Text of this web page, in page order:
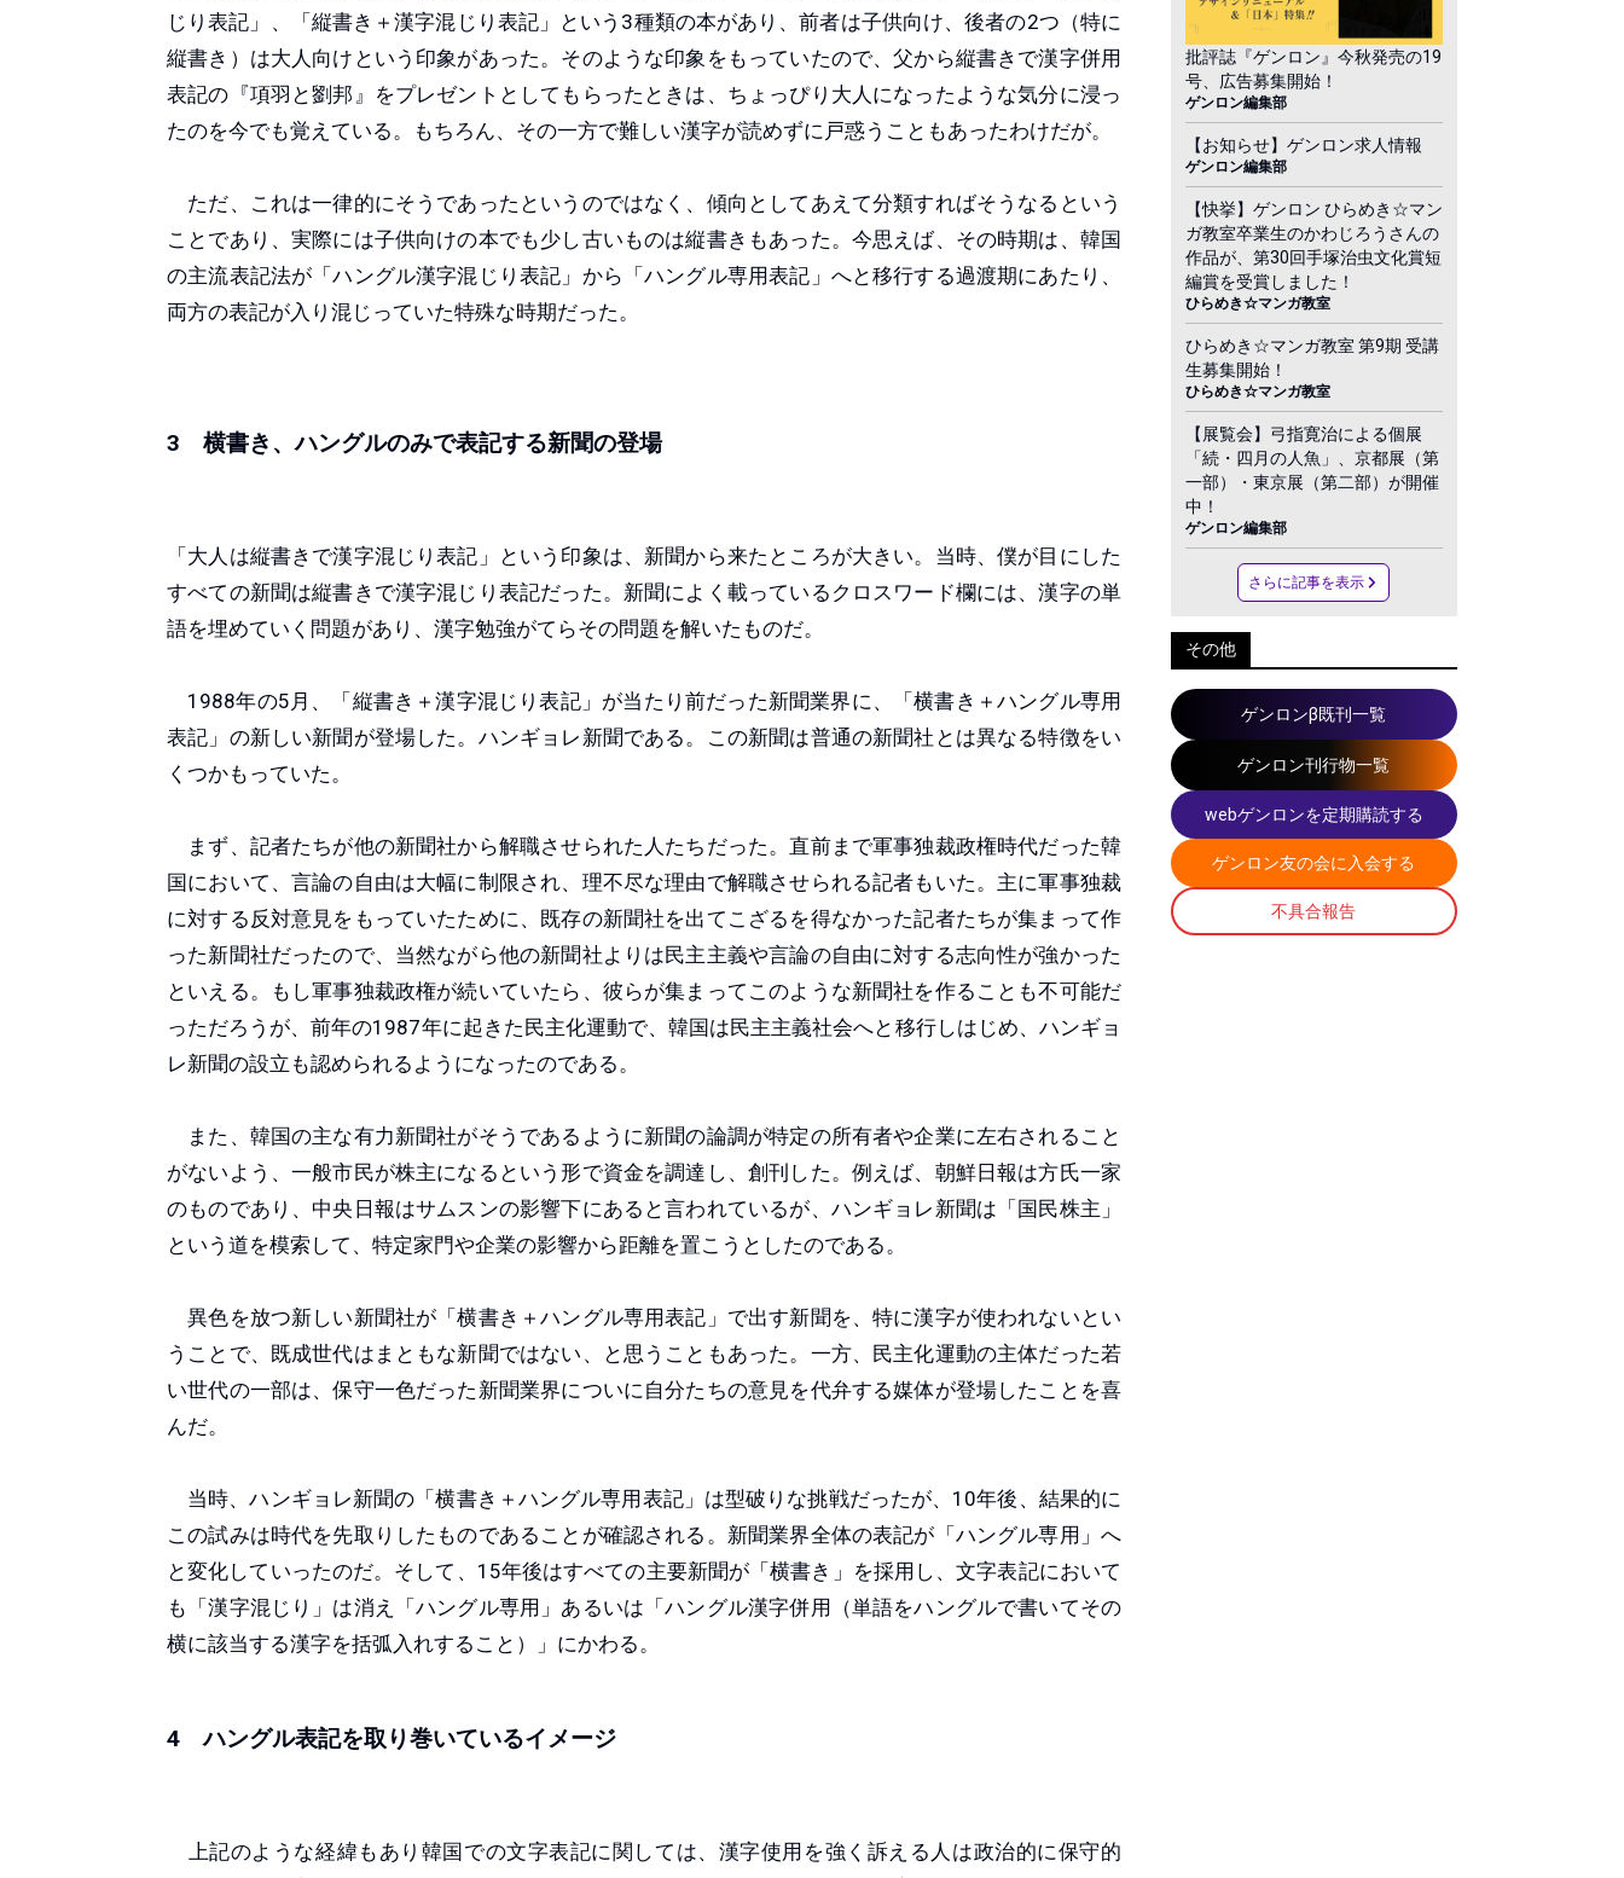
じり表記」、「縦書き＋漢字混じり表記」という3種類の本があり、前者は子供向け、後者の2つ（特に
縦書き）は大人向けという印象があった。そのような印象をもっていたので、父から縦書きで漢字併用
表記の『項羽と劉邦』をプレゼントとしてもらったときは、ちょっぴり大人になったような気分に浸っ
たのを今でも覚えている。もちろん、その一方で難しい漢字が読めずに戸惑うこともあったわけだが。
ただ、これは一律的にそうであったというのではなく、傾向としてあえて分類すればそうなるという
ことであり、実際には子供向けの本でも少し古いものは縦書きもあった。今思えば、その時期は、韓国
の主流表記法が「ハングル漢字混じり表記」から「ハングル専用表記」へと移行する過渡期にあたり、
両方の表記が入り混じっていた特殊な時期だった。
3 横書き、ハングルのみで表記する新聞の登場
「大人は縦書きで漢字混じり表記」という印象は、新聞から来たところが大きい。当時、僕が目にした
すべての新聞は縦書きで漢字混じり表記だった。新聞によく載っているクロスワード欄には、漢字の単
語を埋めていく問題があり、漢字勉強がてらその問題を解いたものだ。
1988年の5月、「縦書き＋漢字混じり表記」が当たり前だった新聞業界に、「横書き＋ハングル専用
表記」の新しい新聞が登場した。ハンギョレ新聞である。この新聞は普通の新聞社とは異なる特徴をい
くつかもっていた。
まず、記者たちが他の新聞社から解職させられた人たちだった。直前まで軍事独裁政権時代だった韓
国において、言論の自由は大幅に制限され、理不尽な理由で解職させられる記者もいた。主に軍事独裁
に対する反対意見をもっていたために、既存の新聞社を出てこざるを得なかった記者たちが集まって作
った新聞社だったので、当然ながら他の新聞社よりは民主主義や言論の自由に対する志向性が強かった
といえる。もし軍事独裁政権が続いていたら、彼らが集まってこのような新聞社を作ることも不可能だ
っただろうが、前年の1987年に起きた民主化運動で、韓国は民主主義社会へと移行しはじめ、ハンギョ
レ新聞の設立も認められるようになったのである。
また、韓国の主な有力新聞社がそうであるように新聞の論調が特定の所有者や企業に左右されること
がないよう、一般市民が株主になるという形で資金を調達し、創刊した。例えば、朝鮮日報は方氏一家
のものであり、中央日報はサムスンの影響下にあると言われているが、ハンギョレ新聞は「国民株主」
という道を模索して、特定家門や企業の影響から距離を置こうとしたのである。
異色を放つ新しい新聞社が「横書き＋ハングル専用表記」で出す新聞を、特に漢字が使われないとい
うことで、既成世代はまともな新聞ではない、と思うこともあった。一方、民主化運動の主体だった若
い世代の一部は、保守一色だった新聞業界についに自分たちの意見を代弁する媒体が登場したことを喜
んだ。
当時、ハンギョレ新聞の「横書き＋ハングル専用表記」は型破りな挑戦だったが、10年後、結果的に
この試みは時代を先取りしたものであることが確認される。新聞業界全体の表記が「ハングル専用」へ
と変化していったのだ。そして、15年後はすべての主要新聞が「横書き」を採用し、文字表記において
も「漢字混じり」は消え「ハングル専用」あるいは「ハングル漢字併用（単語をハングルで書いてその
横に該当する漢字を括弧入れすること）」にかわる。
4 ハングル表記を取り巻いているイメージ
上記のような経緯もあり韓国での文字表記に関しては、漢字使用を強く訴える人は政治的に保守的
批評誌『ゲンロン』今秋発売の19
号、広告募集開始！
ゲンロン編集部
【お知らせ】ゲンロン求人情報
ゲンロン編集部
【快挙】ゲンロン ひらめき☆マン
ガ教室卒業生のかわじろうさんの
作品が、第30回手塚治虫文化賞短
編賞を受賞しました！
ひらめき☆マンガ教室
ひらめき☆マンガ教室 第9期 受講
生募集開始！
ひらめき☆マンガ教室
【展覧会】弓指寛治による個展
「続・四月の人魚」、京都展（第
一部）・東京展（第二部）が開催
中！
ゲンロン編集部
さらに記事を表示
その他
ゲンロンβ既刊一覧
ゲンロン刊行物一覧
webゲンロンを定期購読する
ゲンロン友の会に入会する
不具合報告